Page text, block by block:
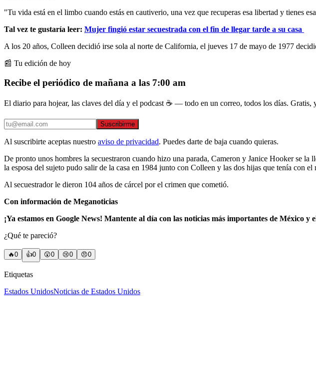
"Tu vida está en el limbo cuando estás en cautiverio, una vez que recuperas esa libertad y tienes
Tal vez te gustaría leer: Mujer fingió estar secuestrada con el fin de llegar tarde a su casa
A los 20 años, Colleen decidió irse sola al norte de California, el jueves 17 de mayo de 1977
📰 Tu edición de hoy
Recibe el periódico de mañana a las 7:00 am
El diario para hojear, las claves del día y el podcast ☕ — todo en un correo, todos los días. Gratis,
Suscribirme
Al suscribirte aceptas nuestro aviso de privacidad. Puedes darte de baja cuando quieras.
De pronto unos hombres la secuestraron cuando hizo una parada, Cameron y Janice Hooker se
la esposa del sujeto pudo salir de la casa en 1984 junto con Colleen y las dos hijas que tenía con el
Al secuestrador le dieron 104 años de cárcel por el crimen que cometió.
Con información de Meganoticias
¡Ya estamos en Google News! Mantente al día con las noticias más importantes de México y
¿Qué te pareció?
🔥0 👍0 😲0 😢0 😠0
Etiquetas
Estados UnidosNoticias de Estados Unidos